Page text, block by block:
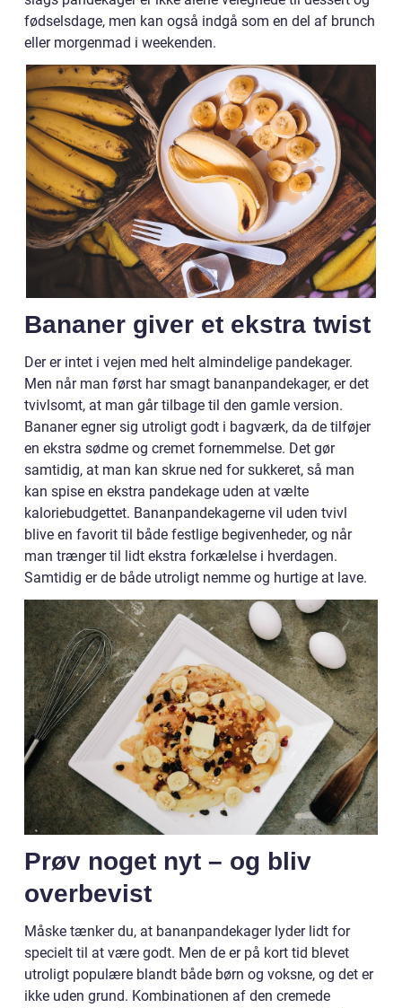
fødselsdage, men kan også indgå som en del af brunch
eller morgenmad i weekenden.
Bananer giver et ekstra twist
Der er intet i vejen med helt almindelige pandekager.
Men når man først har smagt bananpandekager, er det
tvivlsomt, at man går tilbage til den gamle version.
Bananer egner sig utroligt godt i bagværk, da de tilføjer
en ekstra sødme og cremet fornemmelse. Det gør
samtidig, at man kan skrue ned for sukkeret, så man
kan spise en ekstra pandekage uden at vælte
kaloriebudgettet. Bananpandekagerne vil uden tvivl
blive en favorit til både festlige begivenheder, og når
man trænger til lidt ekstra forkælelse i hverdagen.
Samtidig er de både utroligt nemme og hurtige at lave.
Prøv noget nyt – og bliv
overbevist
Måske tænker du, at bananpandekager lyder lidt for
specielt til at være godt. Men de er på kort tid blevet
utroligt populære blandt både børn og voksne, og det er
ikke uden grund. Kombinationen af den cremede